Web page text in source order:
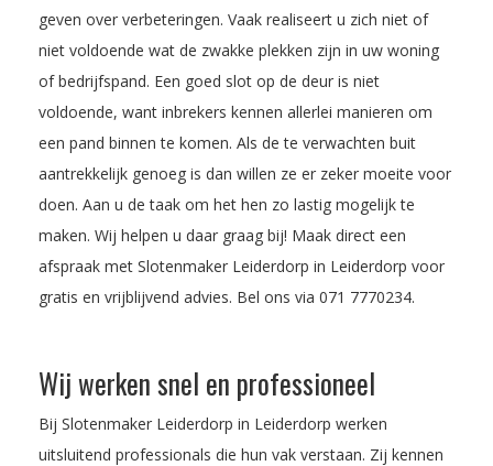
geven over verbeteringen. Vaak realiseert u zich niet of
niet voldoende wat de zwakke plekken zijn in uw woning
of bedrijfspand. Een goed slot op de deur is niet
voldoende, want inbrekers kennen allerlei manieren om
een pand binnen te komen. Als de te verwachten buit
aantrekkelijk genoeg is dan willen ze er zeker moeite voor
doen. Aan u de taak om het hen zo lastig mogelijk te
maken. Wij helpen u daar graag bij! Maak direct een
afspraak met Slotenmaker Leiderdorp in Leiderdorp voor
gratis en vrijblijvend advies. Bel ons via 071 7770234.
Wij werken snel en professioneel
Bij Slotenmaker Leiderdorp in Leiderdorp werken
uitsluitend professionals die hun vak verstaan. Zij kennen